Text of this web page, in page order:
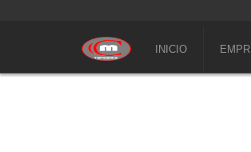
INICIO